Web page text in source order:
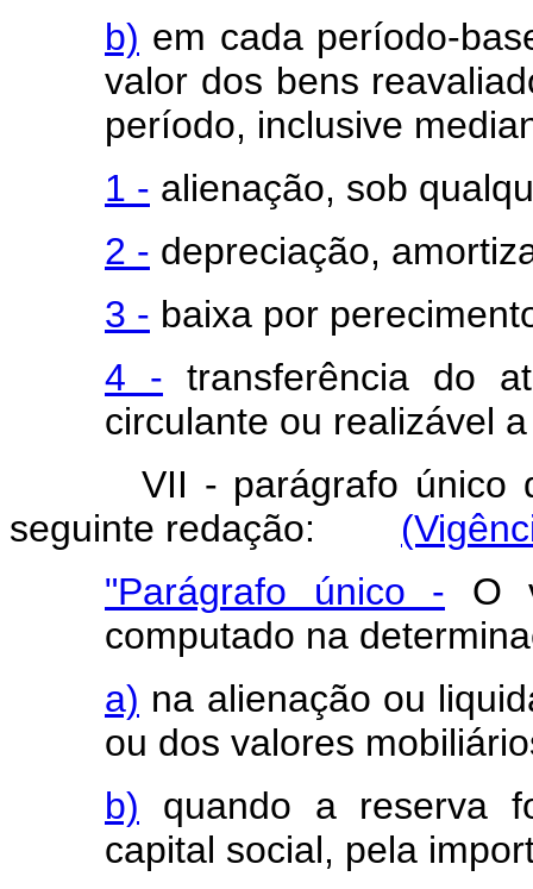
b) em cada período-
valor dos bens
período, inclusive
1 - alienação, sob
2 - depreciação,
3 - baixa por
4 - transferência do
circulante ou realizável
VII - parágrafo único
seguinte redação:
"Parágrafo único - O
computado na
a) na alienação ou
ou dos valores
b) quando a reserva
capital social, pela